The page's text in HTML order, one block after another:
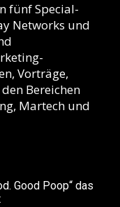
fünf Special-
Networks und
Vorträge,
Bereichen
Martech und
Good Poop“ das